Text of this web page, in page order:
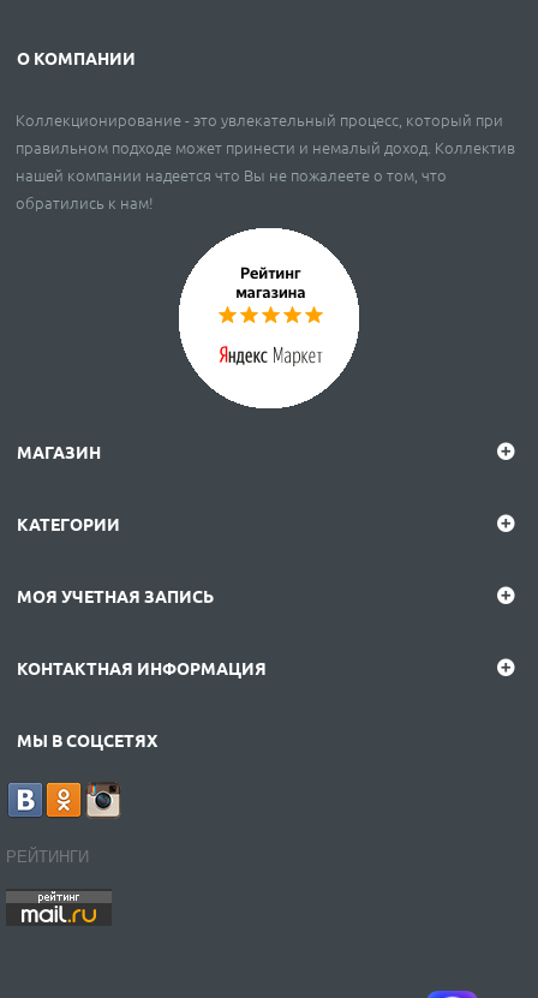
О КОМПАНИИ
Коллекционирование - это увлекательный процесс, который при
правильном подходе может принести и немалый доход. Коллектив
нашей компании надеется что Вы не пожалеете о том, что
обратились к нам!
МАГАЗИН
КАТЕГОРИИ
МОЯ УЧЕТНАЯ ЗАПИСЬ
КОНТАКТНАЯ ИНФОРМАЦИЯ
МЫ В СОЦСЕТЯХ
РЕЙТИНГИ